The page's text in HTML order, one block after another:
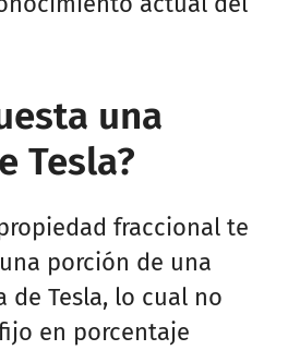
una
Tesla?
fraccional te
porción de una
de Tesla, lo cual no
en porcentaje